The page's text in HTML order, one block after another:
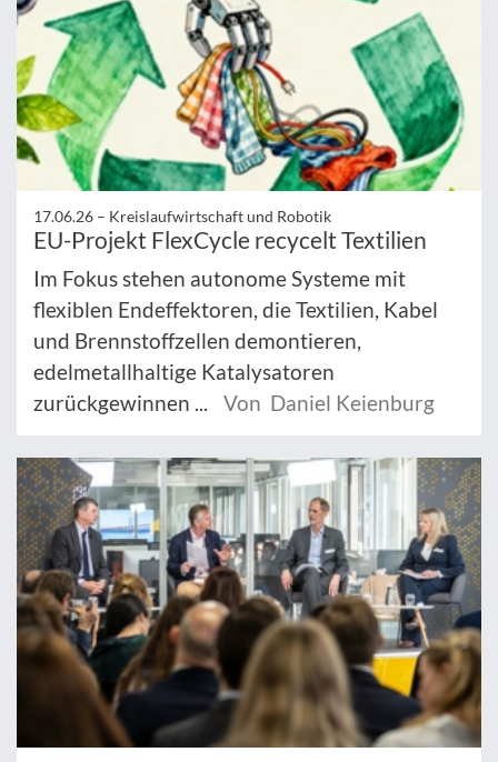
17.06.26 – Kreislaufwirtschaft und Robotik
EU-Projekt FlexCycle recycelt Textilien
Im Fokus stehen autonome Systeme mit
flexiblen Endeffektoren, die Textilien, Kabel
und Brennstoffzellen demontieren,
edelmetallhaltige Katalysatoren
zurückgewinnen ...
Von Daniel Keienburg